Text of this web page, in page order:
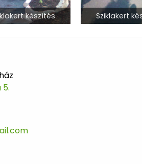
készítés Sziklakert